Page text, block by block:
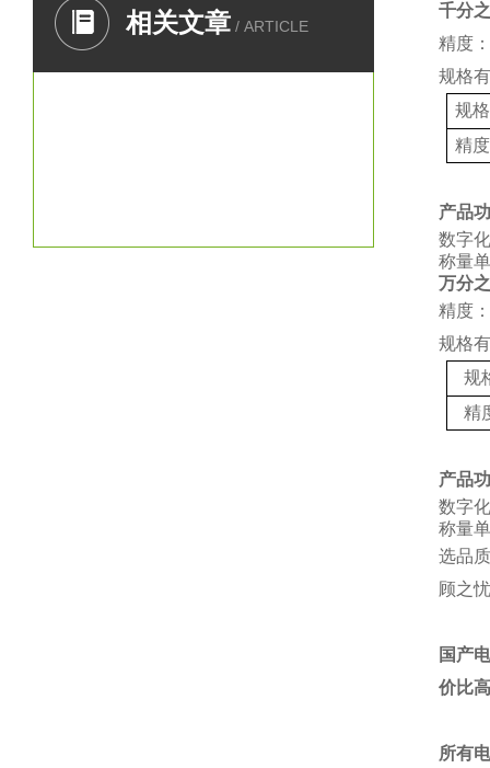
相关文章 / ARTICLE
千分
精度
规格
规格
精度
产品
数字
称量
万分
精度
规格
规
精
产品
数字
称量
选品
顾之
国产
价比
所有